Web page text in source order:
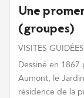
Une
(groupes)
VISITES GUIDÉES
Dessiné en
Aumont, le
résidence de la